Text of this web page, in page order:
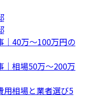
｜40万〜100万円の
｜相場50万〜200万
用相場と業者選び5